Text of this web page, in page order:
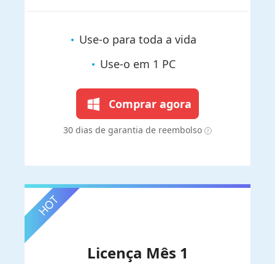
Use-o para toda a vida
Use-o em 1 PC
Comprar agora
30 dias de garantia de reembolso
Licença Mês 1